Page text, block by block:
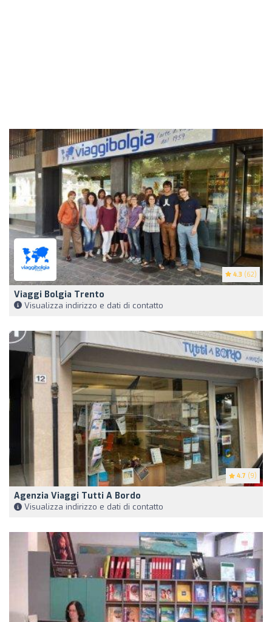
4.3 (62)
Viaggi Bolgia Trento
Visualizza indirizzo e dati di contatto
4.7 (9)
Agenzia Viaggi Tutti A Bordo
Visualizza indirizzo e dati di contatto